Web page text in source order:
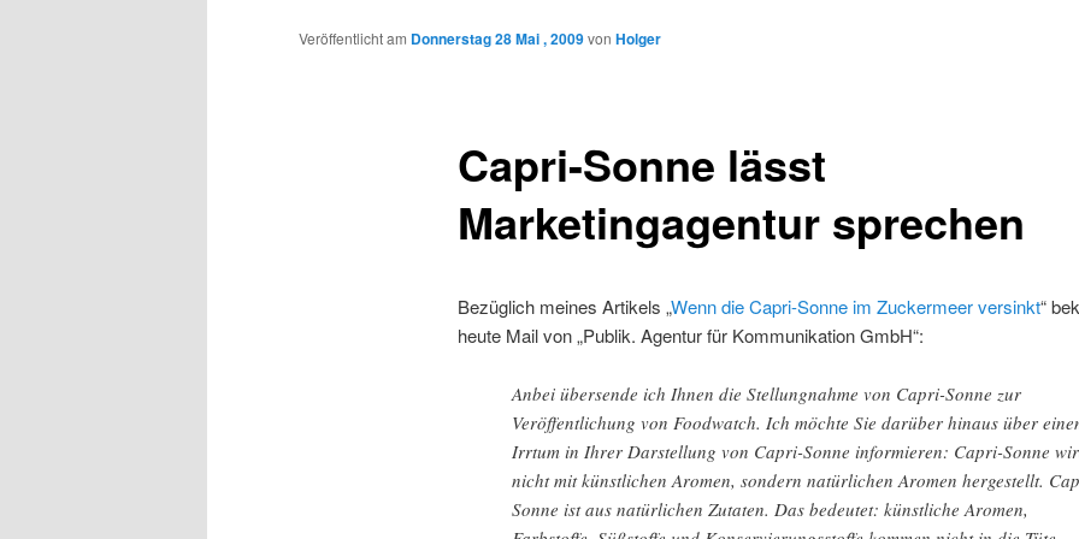
Inhalt
Capri-Sonne lässt
Marketingagentur sprechen
Veröffentlicht am Donnerstag 28 Mai , 2009von Holger
Bezüglich meines Artikels „Wenn die Capri-Sonne im Zuckermeer versinkt“
heute Mail von „Publik. Agentur für Kommunikation GmbH“:
Anbei übersende ich Ihnen die Stellungnahme von Capri-Sonne zur
Veröffentlichung von Foodwatch. Ich möchte Sie darüber hinaus über
Irrtum in Ihrer Darstellung von Capri-Sonne informieren: Capri-Sonne
nicht mit künstlichen Aromen, sondern natürlichen Aromen hergestellt.
Sonne ist aus natürlichen Zutaten. Das bedeutet: künstliche Aromen,